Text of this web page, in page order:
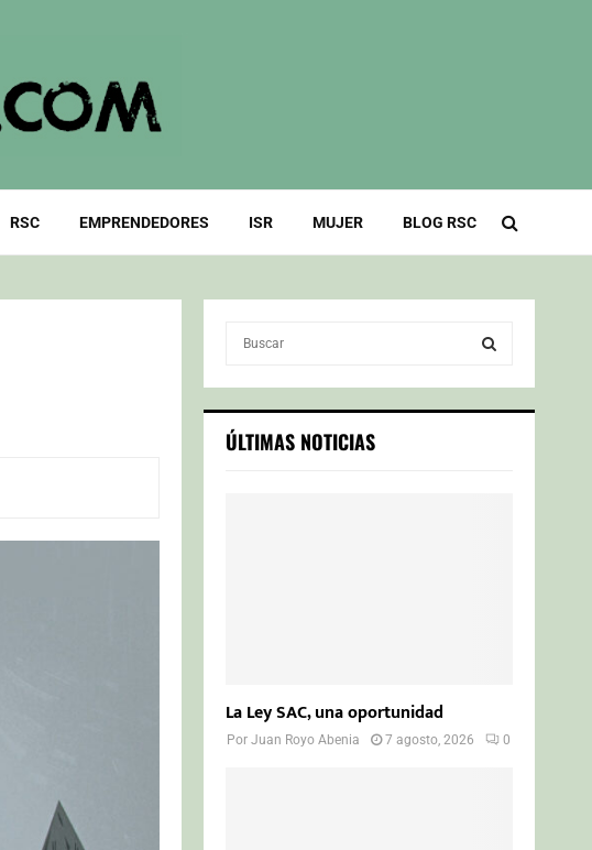
RSC EMPRENDEDORES ISR MUJER BLOG RSC
c
h
S
ÚLTIMAS NOTICIAS
La Ley SAC, una oportunidad
PorJuan Royo Abenia 7 agosto, 2026 0